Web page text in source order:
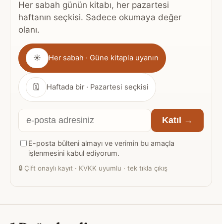
Her sabah günün kitabı, her pazartesi
haftanın seçkisi. Sadece okumaya değer
olanı.
Gönderim
sıklığı
☀ Her sabah · Güne kitapla uyanın
🗓 Haftada bir · Pazartesi seçkisi
E-
posta
adresiniz
Katıl →
E-posta bülteni almayı ve verimin bu amaçla
işlenmesini kabul ediyorum.
🔒 Çift onaylı kayıt · KVKK uyumlu · tek tıkla çıkış